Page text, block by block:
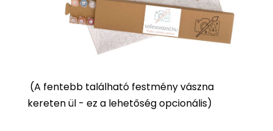
(A fentebb található festmény vászna
kereten ül - ez a lehetőség opcionális)